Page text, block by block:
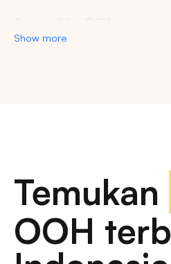
strategis di kota-kota besar di
Temukan billboard
pilihan ukuran dan dimensi
iklan luar ruang, papan reklame
Show more
Temukan
OOH